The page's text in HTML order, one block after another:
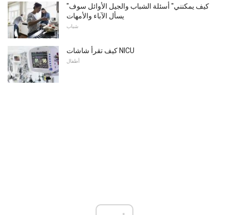
"كيف يمكنني" أسئلة الشباب والجيل الأوائل سوف
يسأل الآباء والأمهات
شباب
كيف تقرأ شاشات NICU
أطفال